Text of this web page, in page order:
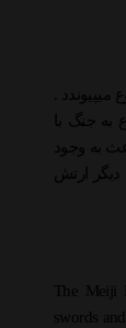
.
به جنگ با
به وجود
ارتش
The Meiji
swords